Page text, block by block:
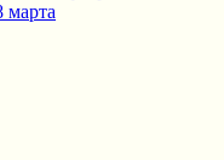
марта